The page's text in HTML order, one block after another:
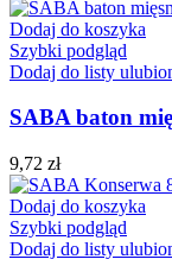
Dodaj do koszyka
Szybki podgląd
Dodaj do listy
SABA baton
9,72 zł
Dodaj do koszyka
Szybki podgląd
Dodaj do listy